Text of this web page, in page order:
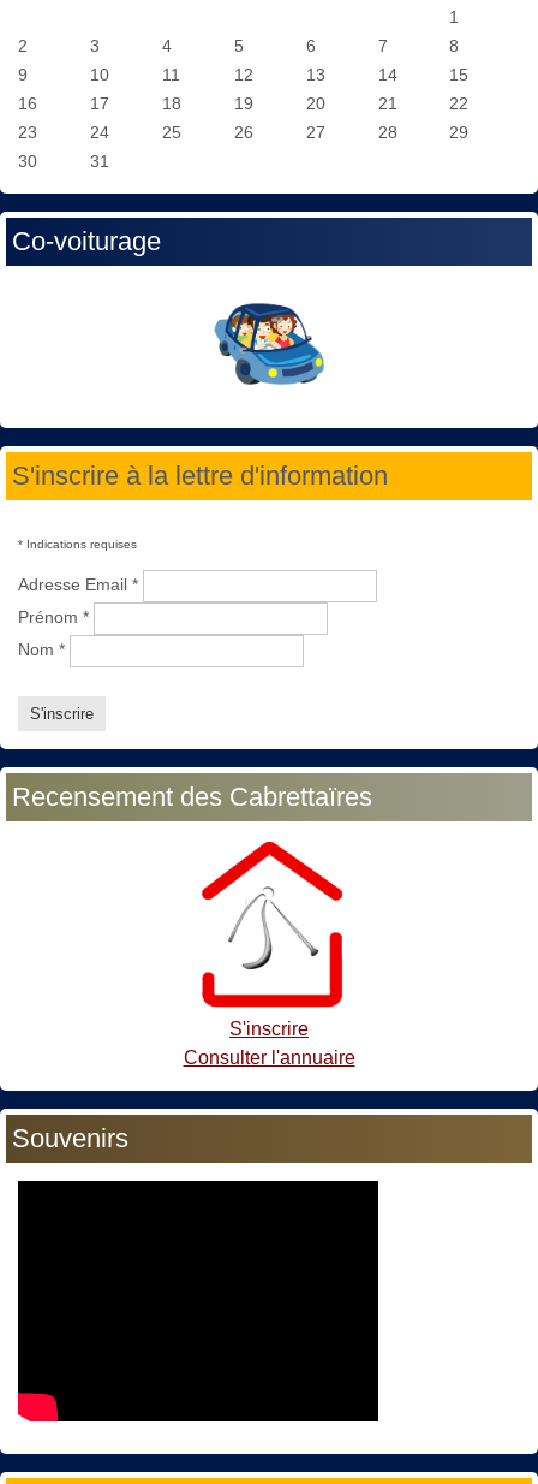
1
2
3 4 5 6 7
8
9
10 11 12 13 14
15
16
17 18 19 20 21
22
23
24 25 26 27 28
29
30
31
Co-voiturage
S'inscrire à la lettre d'information
* Indications requises
Adresse Email *
Prénom *
Nom *
Recensement des Cabrettaïres
S'inscrire
Consulter l'annuaire
Souvenirs